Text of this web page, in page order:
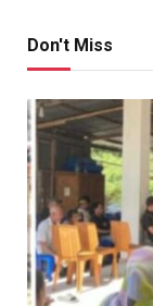
Don't Miss